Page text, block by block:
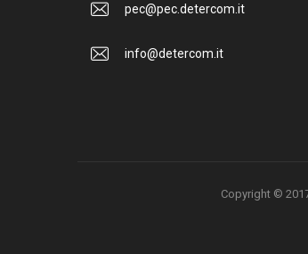
pec@pec.detercom.it
info@detercom.it
Copyright ©